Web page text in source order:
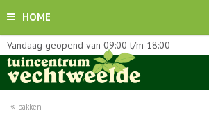
HOME
bakken
Vandaag geopend van 09:00 t/m 18:00